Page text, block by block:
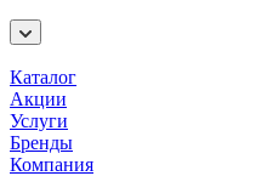
Каталог
Акции
Услуги
Бренды
Компания